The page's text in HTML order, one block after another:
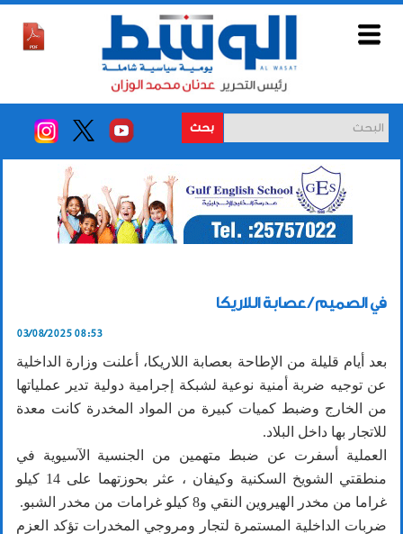
بحث
في الصميم / عصابة اللاريكا
03/08/2025 08:53
بعد أيام قليلة من الإطاحة بعصابة اللاريكا، أعلنت وزارة الداخلية
عن توجيه ضربة أمنية نوعية لشبكة إجرامية دولية تدير عملياتها
من الخارج وضبط كميات كبيرة من المواد المخدرة كانت معدة
للاتجار بها داخل البلاد.
العملية أسفرت عن ضبط متهمين من الجنسية الآسيوية في
منطقتي الشويخ السكنية وكيفان ، عثر بحوزتهما على 14 كيلو
غراما من مخدر الهيروين النقي و8 كيلو غرامات من مخدر الشبو.
ضربات الداخلية المستمرة لتجار ومروجي المخدرات تؤكد العزم